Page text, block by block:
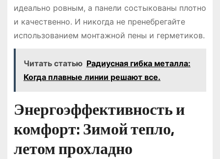
идеально ровным, а панели состыкованы плотно
и качественно. И никогда не пренебрегайте
использованием монтажной пены и герметиков.
Читать статью Радиусная гибка металла:
Когда плавные линии решают все.
Энергоэффективность и
комфорт: Зимой тепло,
летом прохладно